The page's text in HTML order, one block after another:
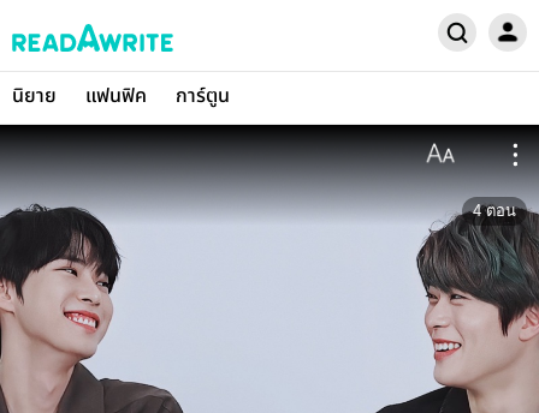
นิยาย แฟนฟิค การ์ตูน
4 ตอน